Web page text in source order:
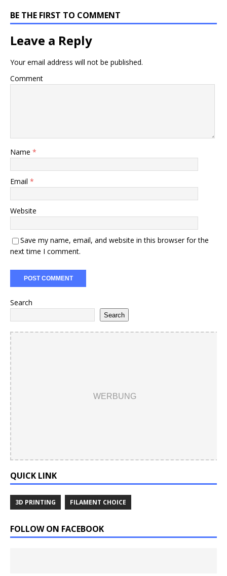
BE THE FIRST TO COMMENT
Leave a Reply
Your email address will not be published.
Comment
Name *
Email *
Website
Save my name, email, and website in this browser for the
next time I comment.
Search
Search
WERBUNG
QUICK LINK
3D PRINTING FILAMENT CHOICE
FOLLOW ON FACEBOOK